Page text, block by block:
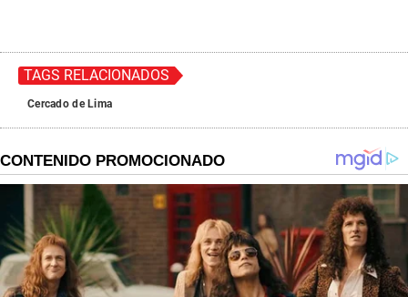
TAGS RELACIONADOS
Cercado de Lima